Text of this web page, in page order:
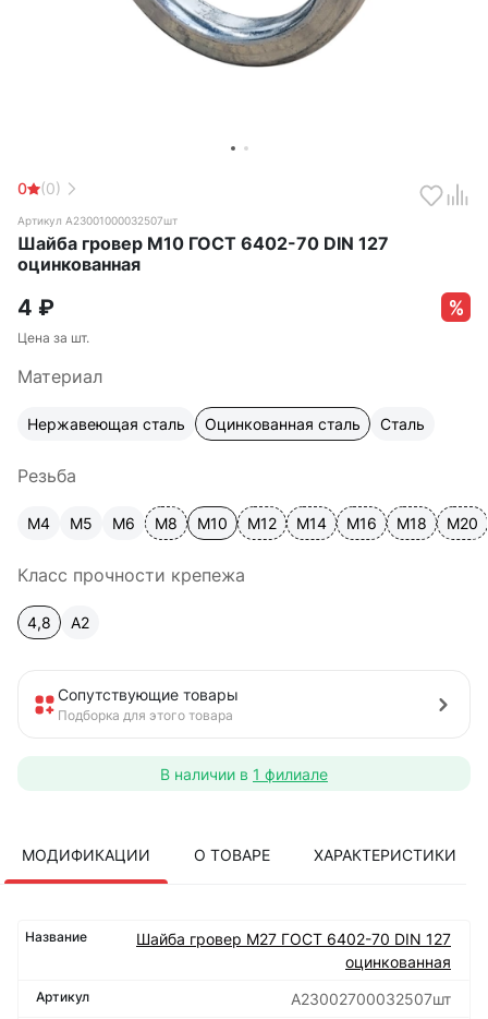
0 (0)
Артикул А23001000032507шт
Шайба гровер М10 ГОСТ 6402-70 DIN 127
оцинкованная
4 ₽
Цена за шт.
Материал
Нержавеющая сталь Оцинкованная сталь Сталь
Резьба
М4 М5 М6 М8 М10 М12 М14 М16 М18 М20
Класс прочности крепежа
4,8 A2
Сопутствующие товары
Подборка для этого товара
В наличии в 1 филиале
МОДИФИКАЦИИ О ТОВАРЕ ХАРАКТЕРИСТИКИ
Шайба гровер М27 ГОСТ 6402-70 DIN 127
оцинкованная
А23002700032507шт